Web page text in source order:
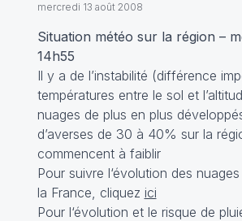
mercredi 13 août 2008
Situation météo sur la région –
14h55
Il y a de l’instabilité (différence
températures entre le sol et
nuages de plus en plus
d’averses de 30 à 40% sur la
commencent à faiblir
Pour suivre l‘évolution des
la France, cliquez ici
Pour l‘évolution et le risque de